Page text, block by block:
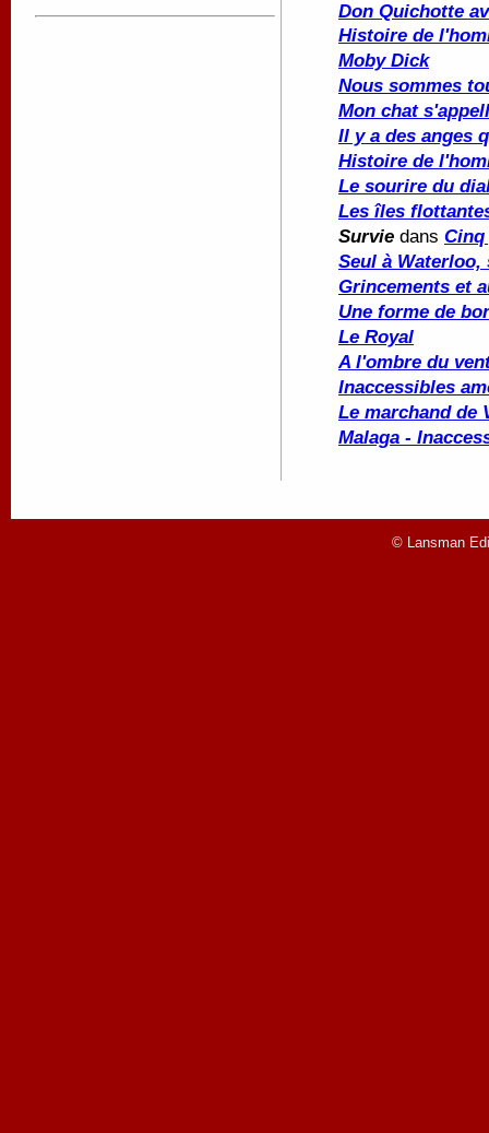
Don Quichotte
Histoire de
Moby Dick
Nous sommes
Mon chat
Il y a des anges
Histoire de
Le sourire du
Les îles
Survie dans Cinq
Seul à Waterloo,
Grincements et
Une forme de
Le Royal
A l'ombre du
Inaccessibles
Le marchand de
Malaga -
© Lansman